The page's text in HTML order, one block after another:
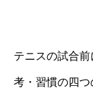
テニスの試合
考・習慣の四